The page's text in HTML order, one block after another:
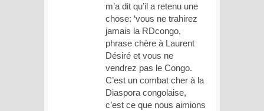
m’a dit qu’il a retenu une
chose: ‘vous ne trahirez
jamais la RDcongo,
phrase chère à Laurent
Désiré et vous ne
vendrez pas le Congo.
C’est un combat cher à la
Diaspora congolaise,
c’est ce que nous aimions